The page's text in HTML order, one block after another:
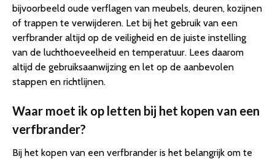
bijvoorbeeld oude verflagen van meubels, deuren, kozijnen
of trappen te verwijderen. Let bij het gebruik van een
verfbrander altijd op de veiligheid en de juiste instelling
van de luchthoeveelheid en temperatuur. Lees daarom
altijd de gebruiksaanwijzing en let op de aanbevolen
stappen en richtlijnen.
Waar moet ik op letten bij het kopen van een
verfbrander?
Bij het kopen van een verfbrander is het belangrijk om te